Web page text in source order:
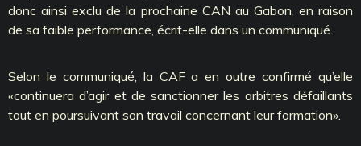
donc ainsi exclu de la prochaine CAN au Gabon, en raison
de sa faible performance, écrit-elle dans un communiqué.
Selon le communiqué, la CAF a en outre confirmé qu’elle
«continuera d’agir et de sanctionner les arbitres défaillants
tout en poursuivant son travail concernant leur formation».